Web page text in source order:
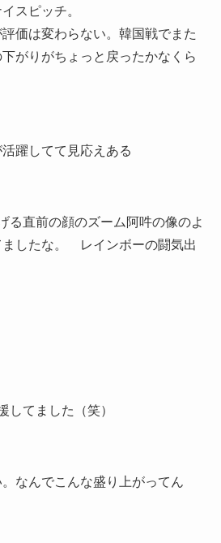
スピッチ。
価は変わらない。韓国戦でまた
がりがちょっと戻ったかなくら
躍してて見応えある
る直前の顔のズーム阿吽の像のよ
ましたな。 レインボーの闘気出
してました（笑）
なんでこんな盛り上がってん